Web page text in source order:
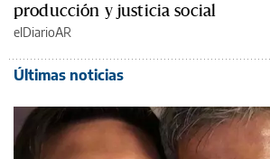
producción y justicia social
elDiarioAR
Últimas noticias